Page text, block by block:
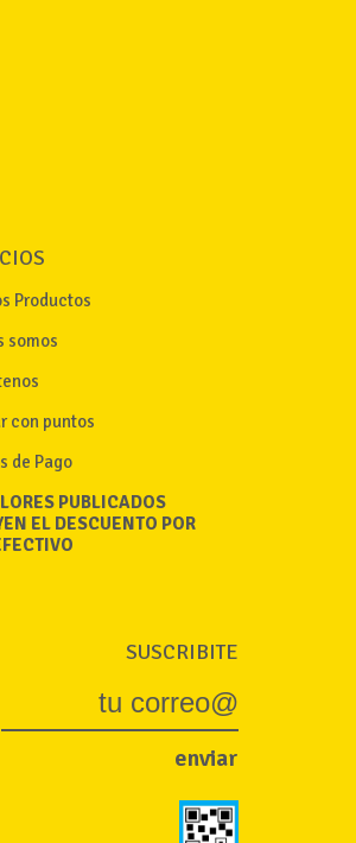
Productos
somos
con puntos
de Pago
PUBLICADOS
EL DESCUENTO POR
SUSCRIBITE
enviar